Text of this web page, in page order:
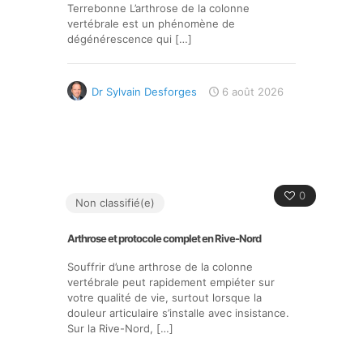
Terrebonne L’arthrose de la colonne
vertébrale est un phénomène de
dégénérescence qui […]
Dr Sylvain Desforges 6 août 2026
0
Non classifié(e)
Arthrose et protocole complet en Rive-Nord
Souffrir d’une arthrose de la colonne
vertébrale peut rapidement empiéter sur
votre qualité de vie, surtout lorsque la
douleur articulaire s’installe avec insistance.
Sur la Rive-Nord, […]